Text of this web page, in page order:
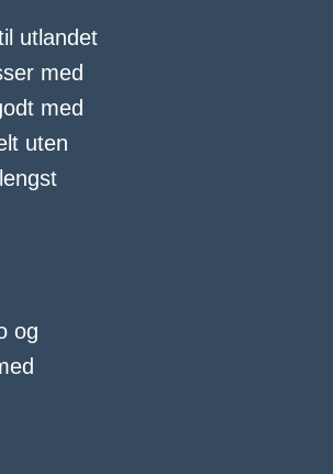
utlandet
med
med
uten
og